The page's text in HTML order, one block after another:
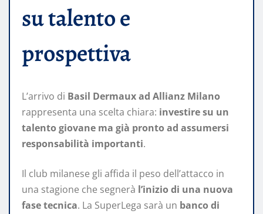
su talento e
prospettiva
L’arrivo di Basil Dermaux ad Allianz Milano
rappresenta una scelta chiara: investire su un
talento giovane ma già pronto ad assumersi
responsabilità importanti.
Il club milanese gli affida il peso dell’attacco in
una stagione che segnerà l’inizio di una nuova
fase tecnica. La SuperLega sarà un banco di